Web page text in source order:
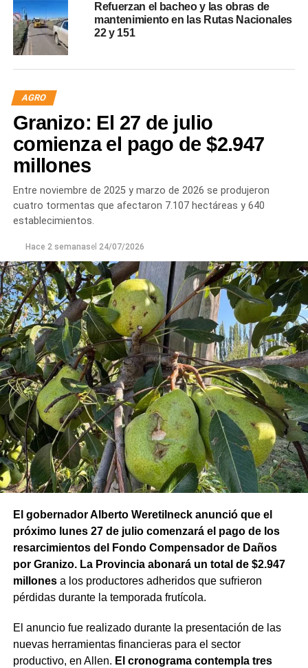
Refuerzan el bacheo y las obras de
mantenimiento en las Rutas Nacionales
22 y 151
AGRO
Granizo: El 27 de julio
comienza el pago de $2.947
millones
Entre noviembre de 2025 y marzo de 2026 se produjeron
cuatro tormentas que afectaron 7.107 hectáreas y 640
establecimientos.
Hace 2 semanasel 24/07/2026
El gobernador Alberto Weretilneck anunció que el
próximo lunes 27 de julio comenzará el pago de los
resarcimientos del Fondo Compensador de Daños
por Granizo. La Provincia abonará un total de $2.947
millonesa los productores adheridos que sufrieron
pérdidas durante la temporada frutícola.
El anuncio fue realizado durante la presentación de las
nuevas herramientas financieras para el sector
productivo, en Allen. El cronograma contempla tres